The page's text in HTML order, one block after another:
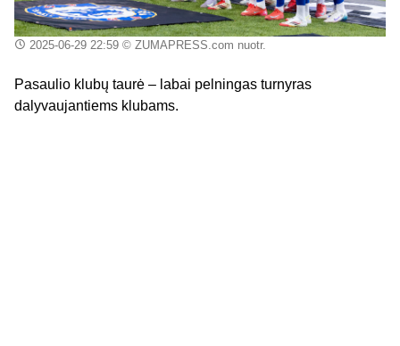
2025-06-29 22:59© ZUMAPRESS.com nuotr.
Pasaulio klubų taurė – labai pelningas turnyras
dalyvaujantiems klubams.